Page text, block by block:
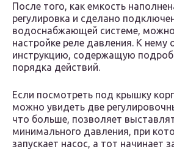
После того, как емкость
регулировка и сделано
водоснабжающей системе, можно
настройке реле давления. К нему
инструкцию, содержащую
порядка действий.
Если посмотреть под крышку
можно увидеть две
что больше, позволяет
минимального давления, при
запускает насос, а тот начинает